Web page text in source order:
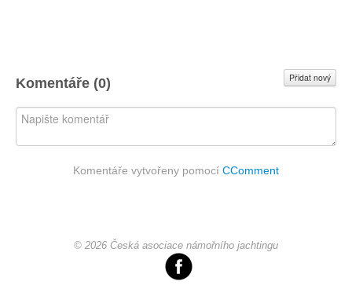
Komentáře (0) Přidat nový
Komentáře vytvořeny pomocí CComment
© 2026 Česká asociace námořního jachtingu